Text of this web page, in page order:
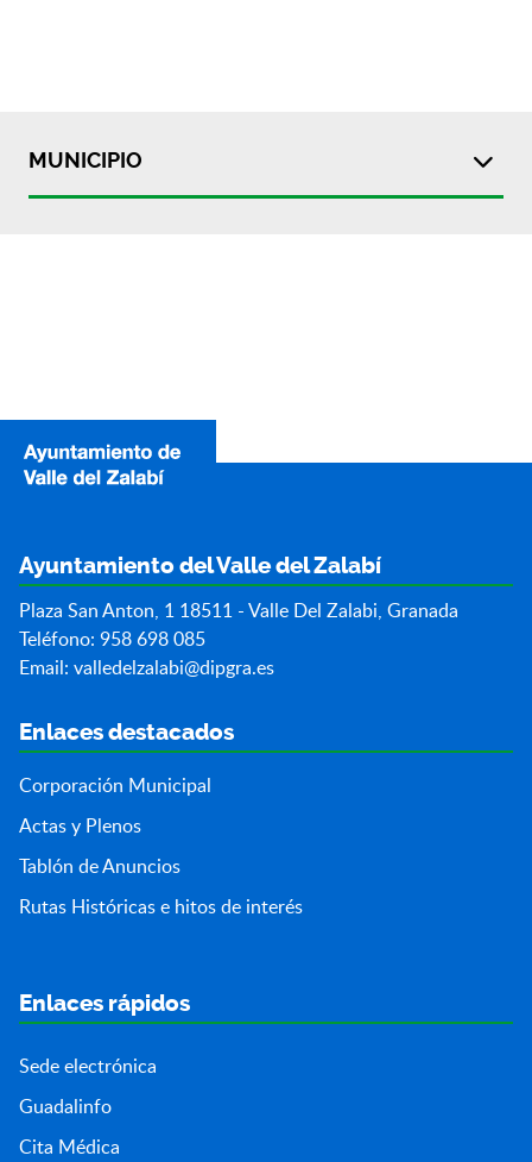
MUNICIPIO
Ayuntamiento del Valle del Zalabí
Plaza San Anton, 1 18511 - Valle Del Zalabi, Granada
Teléfono: 958 698 085
Email: valledelzalabi@dipgra.es
Enlaces destacados
Corporación Municipal
Actas y Plenos
Tablón de Anuncios
Rutas Históricas e hitos de interés
Enlaces rápidos
Sede electrónica
Guadalinfo
Cita Médica